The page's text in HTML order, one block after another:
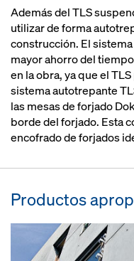
Además del TLS
utilizar de forma
construcción. El
mayor ahorro del
en la obra, ya que el
sistema autotrepante
las mesas de forjado
borde del forjado. Esta
encofrado de forjados
Productos